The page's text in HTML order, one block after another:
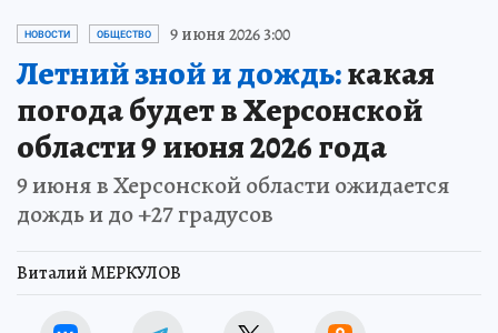
НОВОСТИ ОБЩЕСТВО 9 июня 2026 3:00
Летний зной и дождь:какая
погода будет в Херсонской
области 9 июня 2026 года
9 июня в Херсонской области ожидается
дождь и до +27 градусов
Виталий МЕРКУЛОВ